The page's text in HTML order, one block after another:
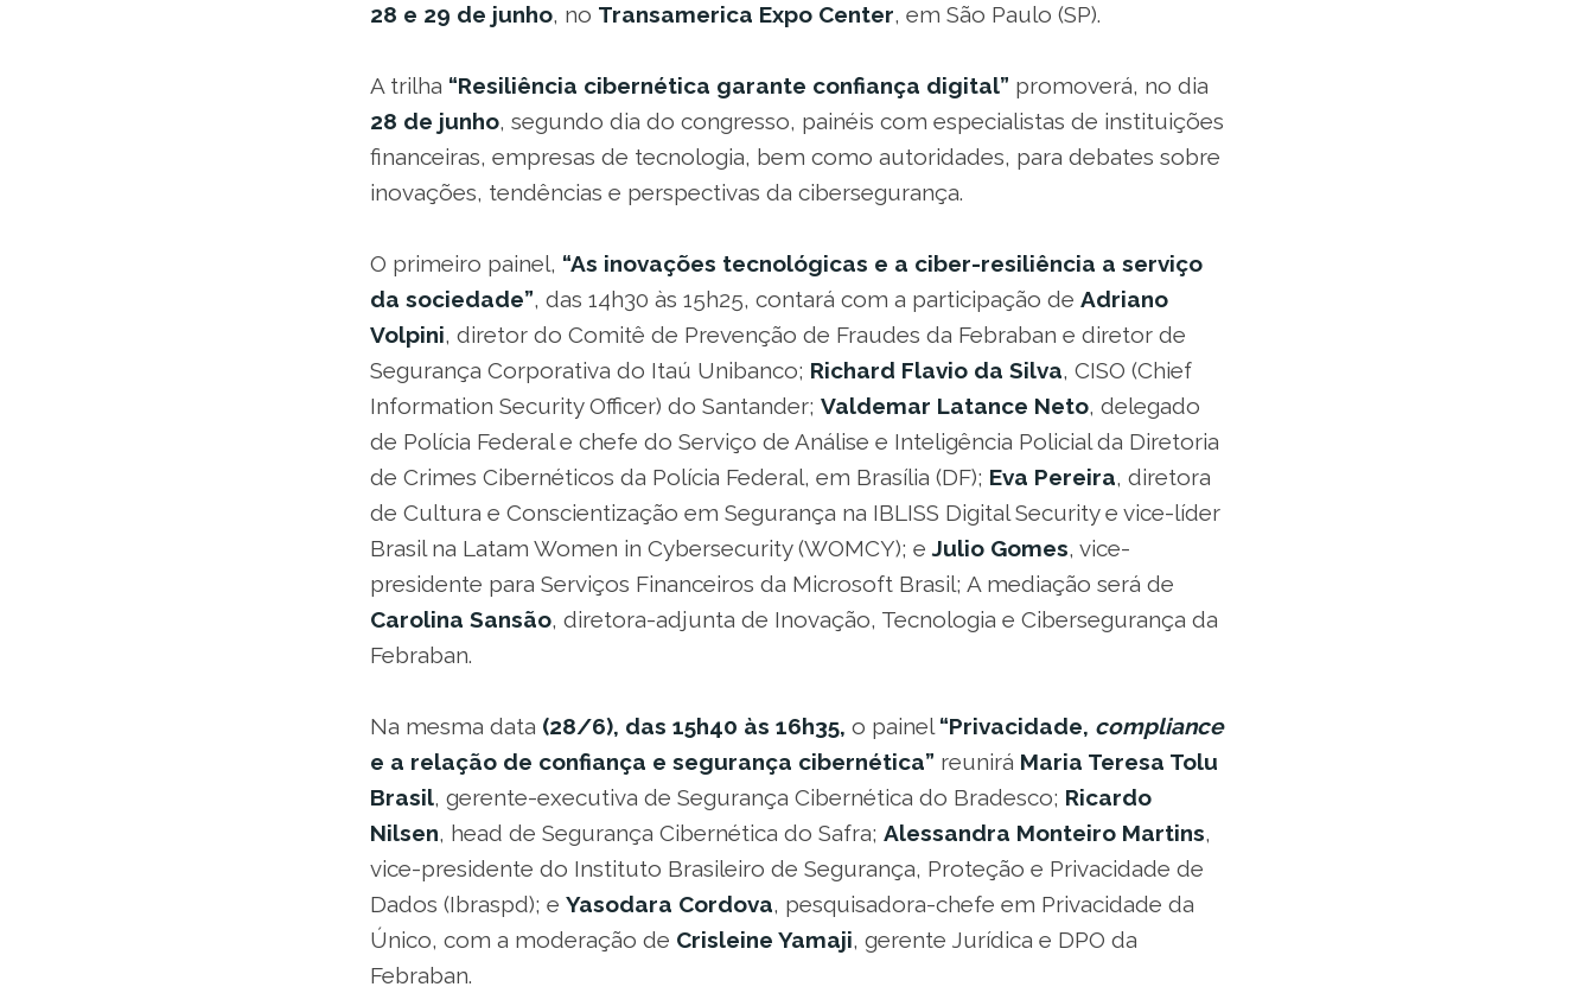
28 e 29 de junho, no Transamerica Expo Center, em São Paulo (SP).
A trilha “Resiliência cibernética garante confiança digital” promoverá, no dia
28 de junho, segundo dia do congresso, painéis com especialistas de instituições
financeiras, empresas de tecnologia, bem como autoridades, para debates sobre
inovações, tendências e perspectivas da cibersegurança.
O primeiro painel, “As inovações tecnológicas e a ciber-resiliência a serviço
da sociedade”, das 14h30 às 15h25, contará com a participação de Adriano
Volpini, diretor do Comitê de Prevenção de Fraudes da Febraban e diretor de
Segurança Corporativa do Itaú Unibanco; Richard Flavio da Silva, CISO (Chief
Information Security Officer) do Santander; Valdemar Latance Neto, delegado
de Polícia Federal e chefe do Serviço de Análise e Inteligência Policial da Diretoria
de Crimes Cibernéticos da Polícia Federal, em Brasília (DF); Eva Pereira, diretora
de Cultura e Conscientização em Segurança na IBLISS Digital Security e vice-líder
Brasil na Latam Women in Cybersecurity (WOMCY); eJulio Gomes, vice-
presidente para Serviços Financeiros da Microsoft Brasil; A mediação será de
Carolina Sansão, diretora-adjunta de Inovação, Tecnologia e Cibersegurança da
Febraban.
Na mesma data (28/6), das 15h40 às 16h35, o painel “Privacidade, compliance
e a relação de confiança e segurança cibernética” reunirá Maria Teresa Tolu
Brasil, gerente-executiva de Segurança Cibernética do Bradesco; Ricardo
Nilsen, head de Segurança Cibernética do Safra; Alessandra Monteiro Martins,
vice-presidente do Instituto Brasileiro de Segurança, Proteção e Privacidade de
Dados (Ibraspd); e Yasodara Cordova, pesquisadora-chefe em Privacidade da
Único, com a moderação de Crisleine Yamaji, gerente Jurídica e DPO da
Febraban.